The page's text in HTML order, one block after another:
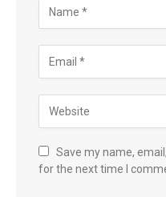
Save my name,
for the next time I